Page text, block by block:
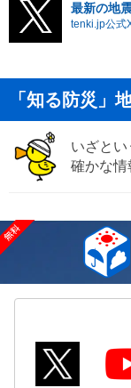
最新の地
tenki.jp公式
「知る防災」
いざと
確かな情